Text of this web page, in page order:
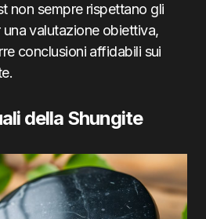
non sempre rispettano gli
valutazione obiettiva,
conclusioni affidabili sui
della Shungite